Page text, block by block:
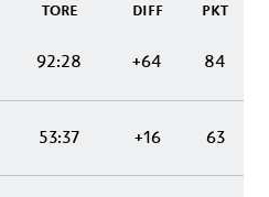
TORE DIFF PKT
92:28 +64 84
53:37 +16 63